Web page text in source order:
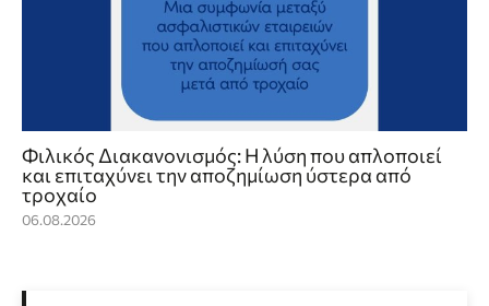
Φιλικός Διακανονισμός: Η λύση που απλοποιεί
και επιταχύνει την αποζημίωση ύστερα από
τροχαίο
06.08.2026